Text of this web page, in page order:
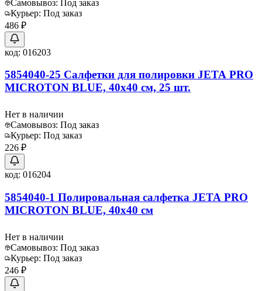
Самовывоз: Под заказ
Курьер: Под заказ
486 ₽
код: 016203
5854040-25 Салфетки для полировки JETA PRO
MICROTON BLUE, 40х40 см, 25 шт.
Нет в наличии
Самовывоз: Под заказ
Курьер: Под заказ
226 ₽
код: 016204
5854040-1 Полировальная салфетка JETA PRO
MICROTON BLUE, 40х40 см
Нет в наличии
Самовывоз: Под заказ
Курьер: Под заказ
246 ₽